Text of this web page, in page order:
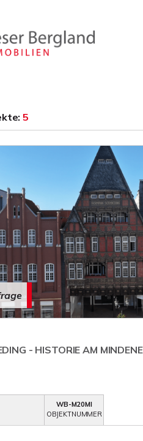
5
- HISTORIE AM
WB-M20MI
OBJEKTNUMMER